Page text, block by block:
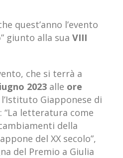
quest’anno l’evento
” giunto alla sua VIII
che si terrà a
2023 alle ore
Giapponese di
“La letteratura come
della
del XX secolo”,
del Premio a Giulia